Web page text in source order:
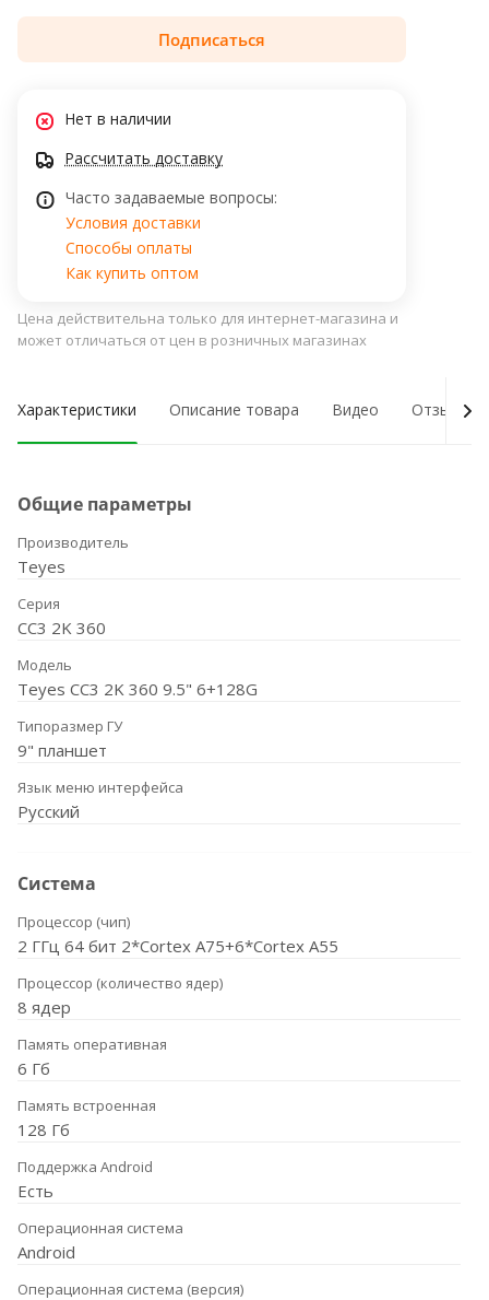
Подписаться
Нет в наличии
Рассчитать доставку
Часто задаваемые вопросы:
Условия доставки
Способы оплаты
Как купить оптом
Цена действительна только для интернет-магазина и
может отличаться от цен в розничных магазинах
Характеристики Описание товара Видео Отзывы о
Общие параметры
Производитель
Teyes
Серия
CC3 2K 360
Модель
Teyes CC3 2K 360 9.5" 6+128G
Типоразмер ГУ
9" планшет
Язык меню интерфейса
Русский
Система
Процессор (чип)
2 ГГц 64 бит 2*Cortex A75+6*Cortex A55
Процессор (количество ядер)
8 ядер
Память оперативная
6 Гб
Память встроенная
128 Гб
Поддержка Android
Есть
Операционная система
Android
Операционная система (версия)